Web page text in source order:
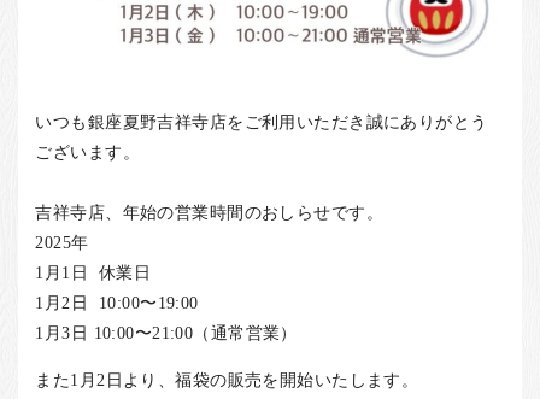
いつも銀座夏野吉祥寺店をご利用いただき誠にありがとう
ございます。
吉祥寺店、年始の営業時間のおしらせです。
2025年
1月1日 休業日
1月2日 10:00〜19:00
1月3日 10:00〜21:00（通常営業）
また1月2日より、福袋の販売を開始いたします。